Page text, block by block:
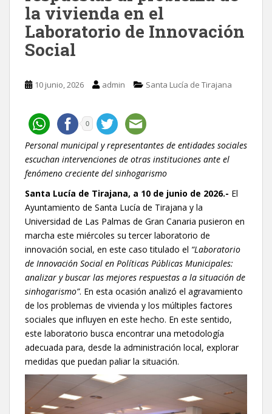
la vivienda en el
Laboratorio de Innovación
Social
10 junio, 2026 admin Santa Lucía de Tirajana
0
Personal municipal y representantes de entidades sociales
escuchan intervenciones de otras instituciones ante el
fenómeno creciente del sinhogarismo
Santa Lucía de Tirajana, a 10 de junio de 2026.- El
Ayuntamiento de Santa Lucía de Tirajana y la
Universidad de Las Palmas de Gran Canaria pusieron en
marcha este miércoles su tercer laboratorio de
innovación social, en este caso titulado el “Laboratorio
de Innovación Social en Políticas Públicas Municipales:
analizar y buscar las mejores respuestas a la situación de
sinhogarismo”. En esta ocasión analizó el agravamiento
de los problemas de vivienda y los múltiples factores
sociales que influyen en este hecho. En este sentido,
este laboratorio busca encontrar una metodología
adecuada para, desde la administración local, explorar
medidas que puedan paliar la situación.